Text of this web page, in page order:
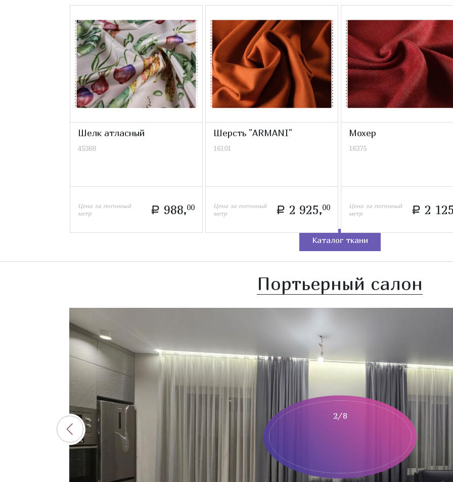
Шелк атласный
45368
Цена за погонный
метр
a 988,00
Шерсть "ARMANI"
16101
Цена за погонный
метр
a 2 925,00
Мохер
16375
Цена за погонный
метр
a 2
Каталог ткани
Аппликация в
ассортименте
1264
Цена за погонный
метр
Аппликация в
ассортименте
Цена за погонный
метр
Портьерный салон
2/8